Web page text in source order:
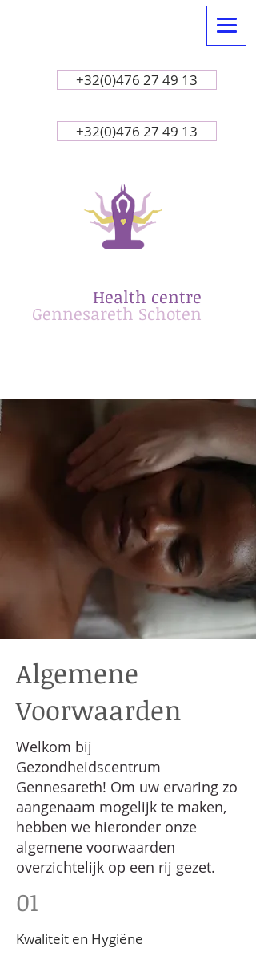
Health centre
​Gennesareth Schoten
+32(0)476 27 49 13
+32(0)476 27 49 13
Algemene
Voorwaarden
Welkom bij
Gezondheidscentrum
Gennesareth! Om uw ervaring zo
aangenaam mogelijk te maken,
hebben we hieronder onze
algemene voorwaarden
overzichtelijk op een rij gezet.
01
Kwaliteit en Hygiëne